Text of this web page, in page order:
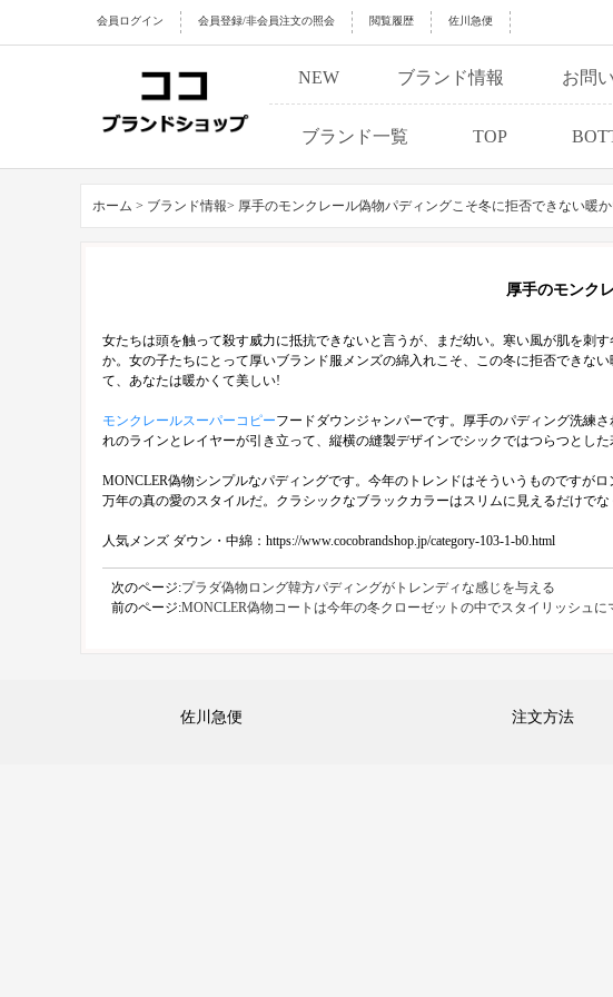
会員ログイン 会員登録/非会員注文の照会 閲覧履歴 佐川急便
NEW ブランド情報 お問
ブランド一覧 TOP
ホーム > ブランド情報> 厚手のモンクレール偽物パディングこそ冬に拒否できない暖
厚手のモンク
女たちは頭を触って殺す威力に抵抗できないと言うが、まだ幼い。寒い風が肌を刺
か。女の子たちにとって厚いブランド服メンズの綿入れこそ、この冬に拒否できな
て、あなたは暖かくて美しい!
モンクレールスーパーコピーフードダウンジャンパーです。厚手のパディング洗練
れのラインとレイヤーが引き立って、縦横の縫製デザインでシックではつらつとし
MONCLER偽物シンプルなパディングです。今年のトレンドはそういうものですが
万年の真の愛のスタイルだ。クラシックなブラックカラーはスリムに見えるだけで
人気メンズ ダウン・中綿：https://www.cocobrandshop.jp/category-103-1-b0.html
次のページ:プラダ偽物ロング韓方パディングがトレンディな感じを与える
前のページ:MONCLER偽物コートは今年の冬クローゼットの中でスタイリッシュ
佐川急便 注文方法